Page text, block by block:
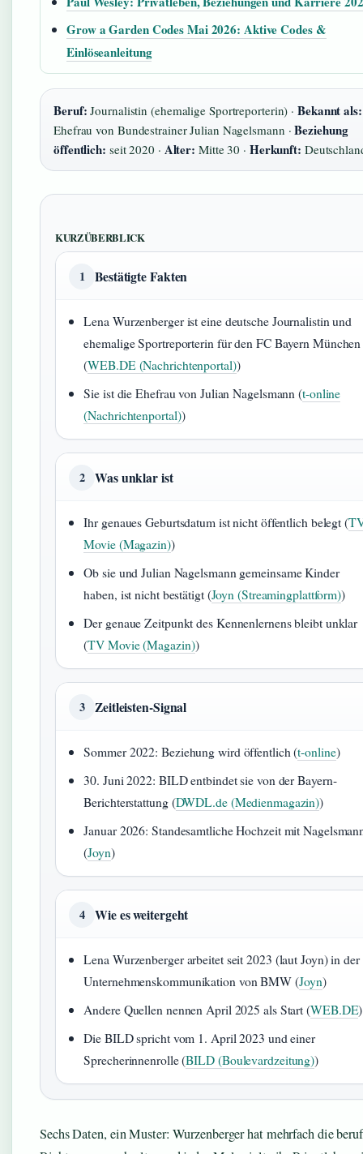
Grow a Garden Codes Mai 2026: Aktive Codes &
Einlöseanleitung
Beruf: Journalistin (ehemalige Sportreporterin) ·Bekannt als:
Ehefrau von Bundestrainer Julian Nagelsmann ·Beziehung
öffentlich: seit 2020 · Alter: Mitte 30 · Herkunft:
KURZÜBERBLICK
1 Bestätigte Fakten
Lena Wurzenberger ist eine deutsche Journalistin und
ehemalige Sportreporterin für den FC Bayern München
(WEB.DE (Nachrichtenportal))
Sie ist die Ehefrau von Julian Nagelsmann (t-online
(Nachrichtenportal))
2 Was unklar ist
Ihr genaues Geburtsdatum ist nicht öffentlich belegt (
Movie (Magazin))
Ob sie und Julian Nagelsmann gemeinsame Kinder
haben, ist nicht bestätigt (Joyn (Streamingplattform))
Der genaue Zeitpunkt des Kennenlernens bleibt unklar
(TV Movie (Magazin))
3 Zeitleisten-Signal
Sommer 2022: Beziehung wird öffentlich (t-online)
30. Juni 2022: BILD entbindet sie von der Bayern-
Berichterstattung (DWDL.de (Medienmagazin))
Januar 2026: Standesamtliche Hochzeit mit
(Joyn)
4 Wie es weitergeht
Lena Wurzenberger arbeitet seit 2023 (laut Joyn) in der
Unternehmenskommunikation von BMW (Joyn)
Andere Quellen nennen April 2025 als Start (WEB.DE)
Die BILD spricht vom 1. April 2023 und einer
Sprecherinnenrolle (BILD (Boulevardzeitung))
Sechs Daten, ein Muster: Wurzenberger hat mehrfach die